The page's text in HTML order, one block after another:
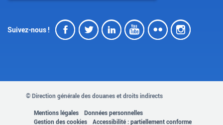
Suivez-nous ! Facebook
Twitter
LinkedIn
Youtube
Flickr
© Direction générale des douanes et droits indirects
MENU
Mentions légales
Données personnelles
Gestion des cookies
Accessibilité : partiellement conforme